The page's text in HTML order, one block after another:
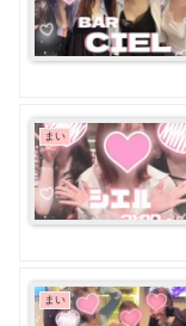
まい
まい